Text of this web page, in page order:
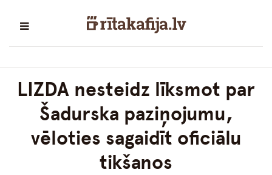
LIZDA nesteidz līksmot par
Šadurska paziņojumu,
vēloties sagaidīt oficiālu
tikšanos